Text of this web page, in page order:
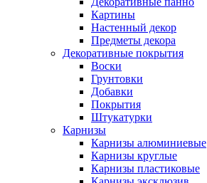
Картины
Настенный декор
Предметы декора
Декоративные покрытия
Воски
Грунтовки
Добавки
Покрытия
Штукатурки
Карнизы
Карнизы алюминиевые
Карнизы круглые
Карнизы пластиковые